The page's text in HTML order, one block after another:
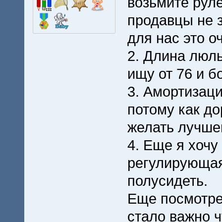
продавцы не
для нас это
2. Длина
ищу от 76 и
3.
потому как
желать
4. Еще я
полусидеть.
Еще
стало важно